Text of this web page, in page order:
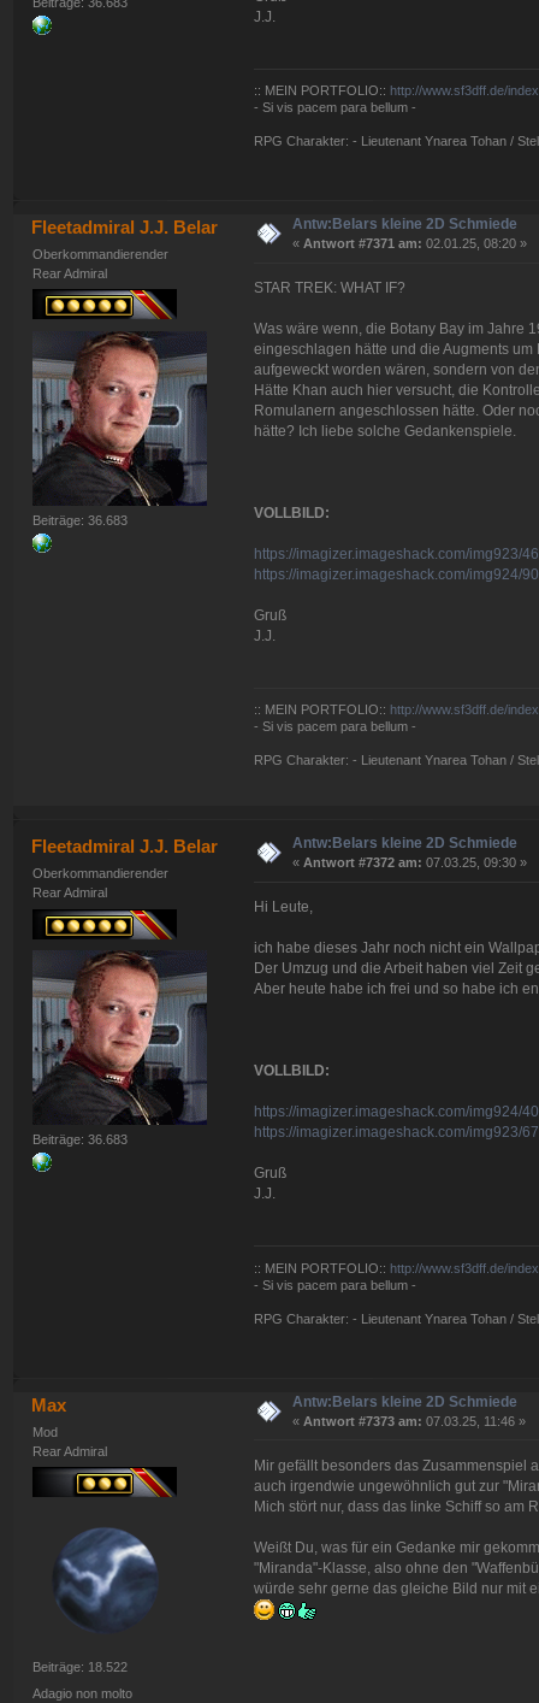
J.J.
:: MEIN PORTFOLIO:: http://www.sf3dff.de/
- Si vis pacem para bellum -
RPG Charakter: - Lieutenant Ynarea Tohan /
Fleetadmiral J.J. Belar
Oberkommandierender
Rear Admiral
Beiträge: 36.683
Antw:Belars kleine 2D Schmiede
« Antwort #7371 am: 02.01.25, 08:20 »
STAR TREK: WHAT IF?
Was wäre wenn, die Botany Bay im Jahre
eingeschlagen hätte und die Augments
aufgeweckt worden wären, sondern von
Hätte Khan auch hier versucht, die
Romulanern angeschlossen hätte. Oder
hätte? Ich liebe solche Gedankenspiele.
VOLLBILD:
https://imagizer.imageshack.com/img923/
https://imagizer.imageshack.com/img924/
Gruß
J.J.
:: MEIN PORTFOLIO:: http://www.sf3dff.de/
- Si vis pacem para bellum -
RPG Charakter: - Lieutenant Ynarea Tohan /
Fleetadmiral J.J. Belar
Oberkommandierender
Rear Admiral
Beiträge: 36.683
Antw:Belars kleine 2D Schmiede
«Antwort #7372 am: 07.03.25, 09:30 »
Hi Leute,
ich habe dieses Jahr noch nicht ein
Der Umzug und die Arbeit haben viel Zeit
Aber heute habe ich frei und so habe ich
VOLLBILD:
https://imagizer.imageshack.com/img924/
https://imagizer.imageshack.com/img923/
Gruß
J.J.
:: MEIN PORTFOLIO:: http://www.sf3dff.de/
- Si vis pacem para bellum -
RPG Charakter: - Lieutenant Ynarea Tohan /
Max
Mod
Rear Admiral
Beiträge: 18.522
Adagio non molto
Antw:Belars kleine 2D Schmiede
« Antwort #7373 am: 07.03.25, 11:46 »
Mir gefällt besonders das Zusammenspiel
auch irgendwie ungewöhnlich gut zur
Mich stört nur, dass das linke Schiff so am
Weißt Du, was für ein Gedanke mir
"Miranda"-Klasse, also ohne den
würde sehr gerne das gleiche Bild nur mit